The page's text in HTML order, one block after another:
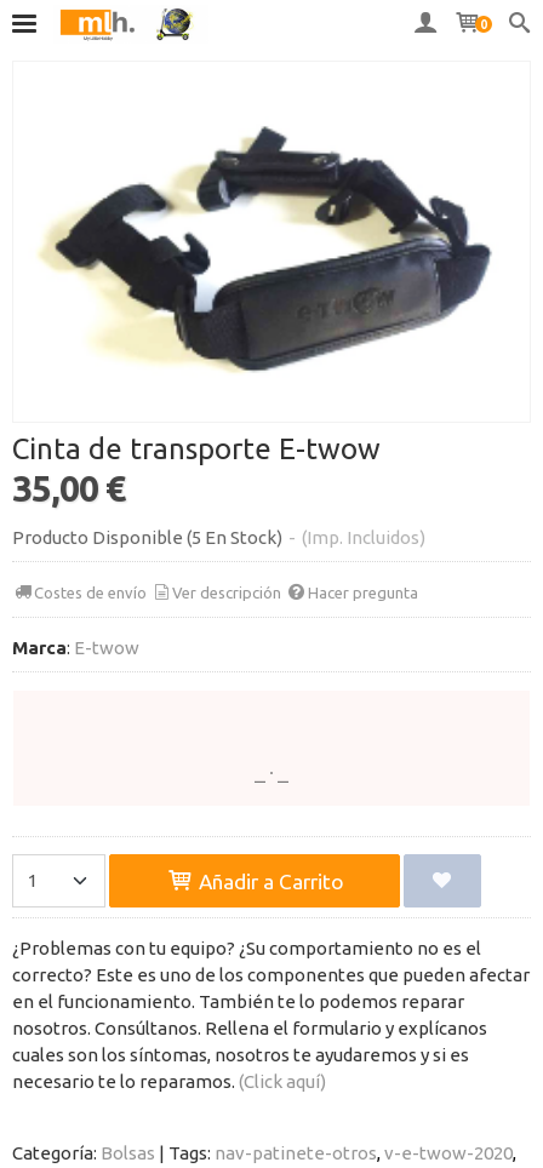
0
Cinta de transporte E-twow
35,00 €
Producto Disponible (5 En Stock) - (Imp. Incluidos)
Costes de envío Ver descripción Hacer pregunta
Marca: E-twow
Añadir a Carrito
¿Problemas con tu equipo? ¿Su comportamiento no es el
correcto? Este es uno de los componentes que pueden afectar
en el funcionamiento. También te lo podemos reparar
nosotros. Consúltanos. Rellena el formulario y explícanos
cuales son los síntomas, nosotros te ayudaremos y si es
necesario te lo reparamos. (Click aquí)
Categoría: Bolsas | Tags: nav-patinete-otros v-e-twow-2020